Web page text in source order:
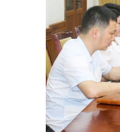
Kiến giải Nghệ An
CUỘC SỐNG
Cuộc sống thường